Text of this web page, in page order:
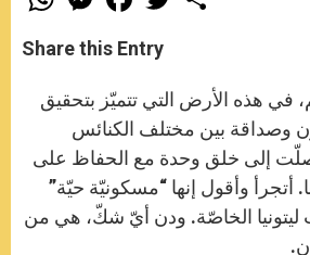
h
t
s
p
p
e
s
e
g
e
r
a
e
b
o
k
w
Share this Entry
في هذه الأرض التي تتميّز بتحقيق
وصداقة بين مختلف الكنائس
إلى خلق وحدة مع الحفاظ على
أتجرأ وأقول إنها “مسكونيّة حيّة”
الخاصّة. ودن أيّ شكّ، هي من